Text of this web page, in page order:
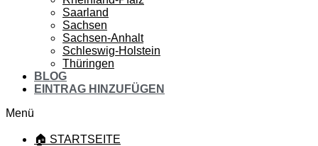
Saarland
Sachsen
Sachsen-Anhalt
Schleswig-Holstein
Thüringen
BLOG
EINTRAG HINZUFÜGEN
Menü
🏠 STARTSEITE